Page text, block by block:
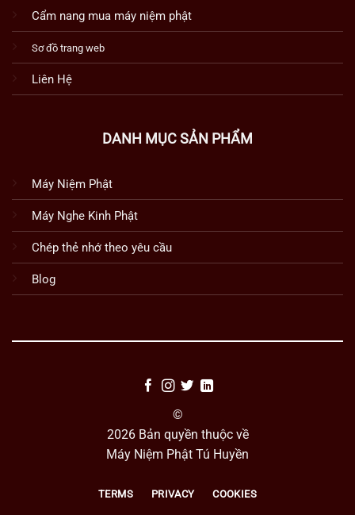
Cẩm nang mua máy niệm phật
Sơ đồ trang web
Liên Hệ
DANH MỤC SẢN PHẨM
Máy Niệm Phật
Máy Nghe Kinh Phật
Chép thẻ nhớ theo yêu cầu
Blog
©
2026 Bản quyền thuộc về
Máy Niệm Phật Tú Huyền
TERMS PRIVACY COOKIES